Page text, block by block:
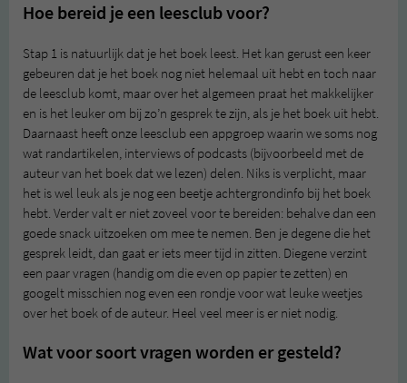
Hoe bereid je een leesclub voor?
Stap 1 is natuurlijk dat je het boek leest. Het kan gerust een keer
gebeuren dat je het boek nog niet helemaal uit hebt en toch naar
de leesclub komt, maar over het algemeen praat het makkelijker
en is het leuker om bij zo’n gesprek te zijn, als je het boek uit hebt.
Daarnaast heeft onze leesclub een appgroep waarin we soms nog
wat randartikelen, interviews of podcasts (bijvoorbeeld met de
auteur van het boek dat we lezen) delen. Niks is verplicht, maar
het is wel leuk als je nog een beetje achtergrondinfo bij het boek
hebt. Verder valt er niet zoveel voor te bereiden: behalve dan een
goede snack uitzoeken om mee te nemen. Ben je degene die het
gesprek leidt, dan gaat er iets meer tijd in zitten. Diegene verzint
een paar vragen (handig om die even op papier te zetten) en
googelt misschien nog even een rondje voor wat leuke weetjes
over het boek of de auteur. Heel veel meer is er niet nodig.
Wat voor soort vragen worden er gesteld?